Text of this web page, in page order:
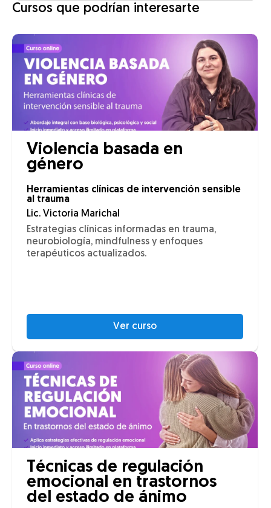
Cursos que podrían interesarte
Violencia basada en
género
Herramientas clínicas de intervención sensible
al trauma
Lic. Victoria Marichal
Estrategias clínicas informadas en trauma,
neurobiología, mindfulness y enfoques
terapéuticos actualizados.
Ver curso
Técnicas de regulación
emocional en trastornos
del estado de ánimo